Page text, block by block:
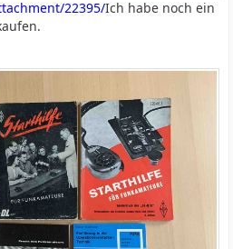
22395/Ich habe noch ein